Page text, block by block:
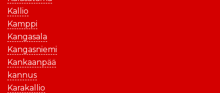
Kallio
Kamppi
Kangasala
Kangasniemi
Kankaanpää
kannus
Karakallio